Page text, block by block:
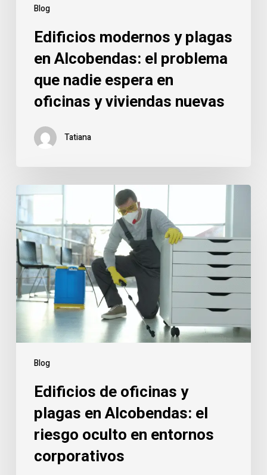
Blog
espera
oficinas
nuevas
Edificios modernos y plagas
en Alcobendas: el problema
que nadie espera en
oficinas y viviendas nuevas
Tatiana
Blog
Edificios
de
oficinas
y
plagas
en
Alcobendas:
oculto
corporativos
Edificios de oficinas y
plagas en Alcobendas: el
riesgo oculto en entornos
corporativos